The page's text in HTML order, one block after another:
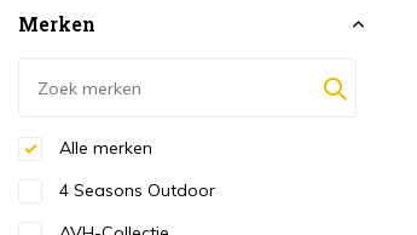
Merken
Alle merken
4 Seasons Outdoor